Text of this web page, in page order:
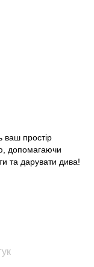
ваш простір
допомагаючи
та дарувати дива!